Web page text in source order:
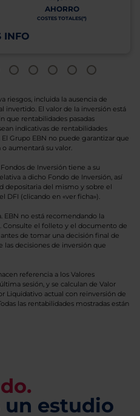
AHORRO
COSTES TOTALES(*)
INFO
riesgos, incluida la ausencia de
invertido. El valor de la inversión está
que rentabilidades pasadas
indicativas de rentabilidades
Grupo EBN no puede garantizar que
aumentará su valor.
de Inversión tiene a su
a dicho Fondo de Inversión, así
depositaria del mismo y sobre el
DFI (clicando en «ver ficha»).
EBN no está recomendando la
Consulte el folleto y el documento de
de tomar una decisión final de
las decisiones de inversión que
referencia a los Valores
sesión, y se calculan de Valor
Liquidativo actual con reinversión de
las rentabilidades mostradas están
un estudio